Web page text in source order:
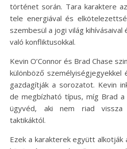
történet során. Tara karaktere
tele energiával és
szembesül a jogi világ kihívásaival
való konfliktusokkal.
Kevin O’Connor és Brad Chase
különböző személyiségjegyekkel
gazdagítják a sorozatot. Kevin
de megbízható típus, míg Brad
ügyvéd, aki nem riad vissza
taktikáktól.
Ezek a karakterek együtt alkotják